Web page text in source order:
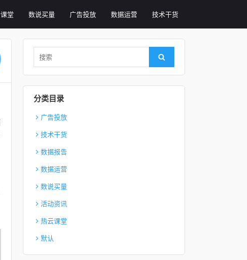
堂 数说买量 广告投放 数据运营 技术干货
Search for:
Search
分类目录
广告投放
技术干货
数据报告
数据运营
数说买量
活动资讯
热云课堂
默认